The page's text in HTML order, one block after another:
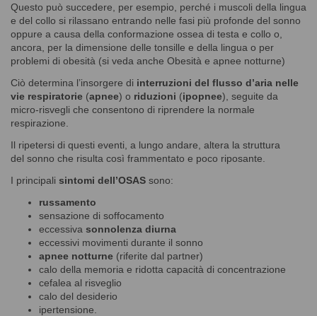
Questo può succedere, per esempio, perché i muscoli della lingua
e del collo si rilassano entrando nelle fasi più profonde del sonno
oppure a causa della conformazione ossea di testa e collo o,
ancora, per la dimensione delle tonsille e della lingua o per
problemi di obesità (si veda anche Obesità e apnee notturne)
Ciò determina l’insorgere di interruzioni del flusso d’aria nelle
vie respiratorie (apnee) o riduzioni (ipopnee), seguite da
micro-risvegli che consentono di riprendere la normale
respirazione.
Il ripetersi di questi eventi, a lungo andare, altera la struttura
del sonno che risulta così frammentato e poco riposante.
I principali sintomi dell’OSAS sono:
russamento
sensazione di soffocamento
eccessiva sonnolenza diurna
eccessivi movimenti durante il sonno
apnee notturne (riferite dal partner)
calo della memoria e ridotta capacità di concentrazione
cefalea al risveglio
calo del desiderio
ipertensione.